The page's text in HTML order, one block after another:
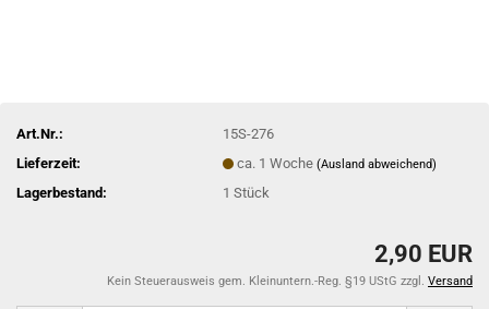
Art.Nr.:
15S-276
Lieferzeit:
ca. 1 Woche(Ausland abweichend)
Lagerbestand: 1Stück
2,90 EUR
Kein Steuerausweis gem. Kleinuntern.-Reg. §19 UStG zzgl. Versand